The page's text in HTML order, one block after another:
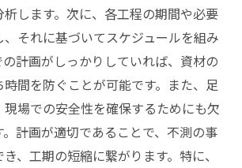
します。次に、各工程の期間や必要
それに基づいてスケジュールを組み
の計画がしっかりしていれば、資材の
間を防ぐことが可能です。また、足
場での安全性を確保するためにも欠
計画が適切であることで、不測の事
、工期の短縮に繋がります。特に、